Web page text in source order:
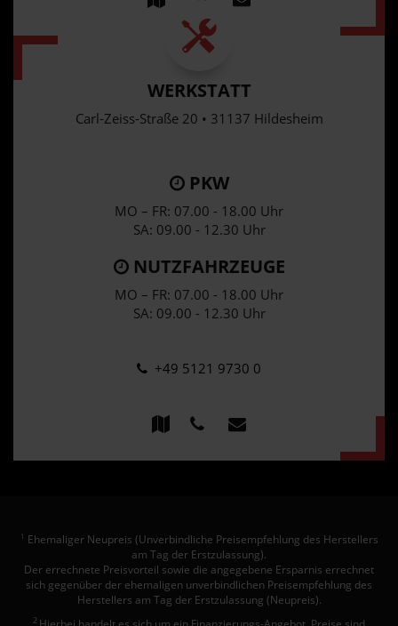
WERKSTATT
Carl-Zeiss-Straße 20 • 31137 Hildesheim
PKW
MO – FR: 07.00 - 18.00 Uhr
SA: 09.00 - 12.30 Uhr
NUTZFAHRZEUGE
MO – FR: 07.00 - 18.00 Uhr
SA: 09.00 - 12.30 Uhr
+49 5121 9730 0
1 Ehemaliger Neupreis (Unverbindliche Preisempfehlung des Herstellers
am Tag der Erstzulassung).
Der errechnete Preisvorteil sowie die angegebene Ersparnis errechnet
sich gegenüber der ehemaligen unverbindlichen Preisempfehlung des
Herstellers am Tag der Erstzulassung (Neupreis).
2